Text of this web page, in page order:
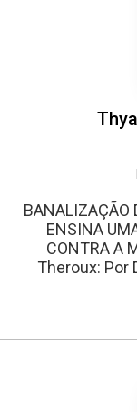
BANALIZAÇÃO
ENSINA
CONTRA A
Theroux: Por